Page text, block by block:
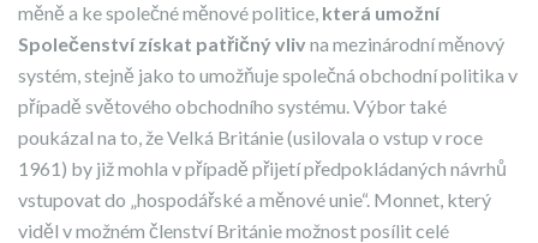
měně a ke společné měnové politice, která umožní
Společenství získat patřičný vlivna mezinárodní měnový
systém, stejně jako to umožňuje společná obchodní politika v
případě světového obchodního systému. Výbor také
poukázal na to, že Velká Británie (usilovala o vstup v roce
1961) by již mohla v případě přijetí předpokládaných návrhů
vstupovat do „hospodářské a měnové unie“. Monnet, který
viděl v možném členství Británie možnost posílit celé